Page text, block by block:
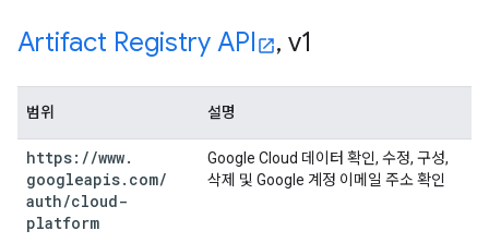
Artifact Registry API , v1
범위 설명
https: //www.
googleapis. com/
auth/cloud-
platform
Google Cloud 데이터 확인, 수정, 구성,
삭제 및 Google 계정 이메일 주소 확인